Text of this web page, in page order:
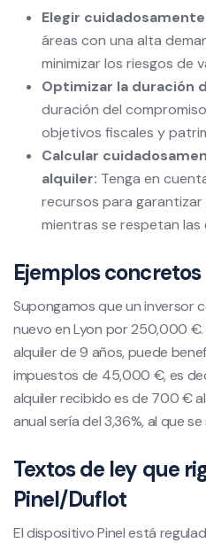
Elegir
áreas con una alta
minimizar los riesgos de
Optimizar la duración
duración del
objetivos fiscales y
Calcular
alquiler: Tenga en
recursos para
mientras se respetan
Ejemplos concretos
Supongamos que un inversor
nuevo en Lyon por 250,000
alquiler de 9 años, puede
impuestos de 45,000 €, es
alquiler recibido es de 700 €
anual sería del 3,36%, al que
Textos de ley que
Pinel/Duflot
El dispositivo Pinel está